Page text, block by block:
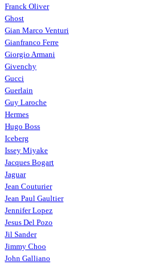
Franck Oliver
Ghost
Gian Marco Venturi
Gianfranco Ferre
Giorgio Armani
Givenchy
Gucci
Guerlain
Guy Laroche
Hermes
Hugo Boss
Iceberg
Issey Miyake
Jacques Bogart
Jaguar
Jean Couturier
Jean Paul Gaultier
Jennifer Lopez
Jesus Del Pozo
Jil Sander
Jimmy Choo
John Galliano